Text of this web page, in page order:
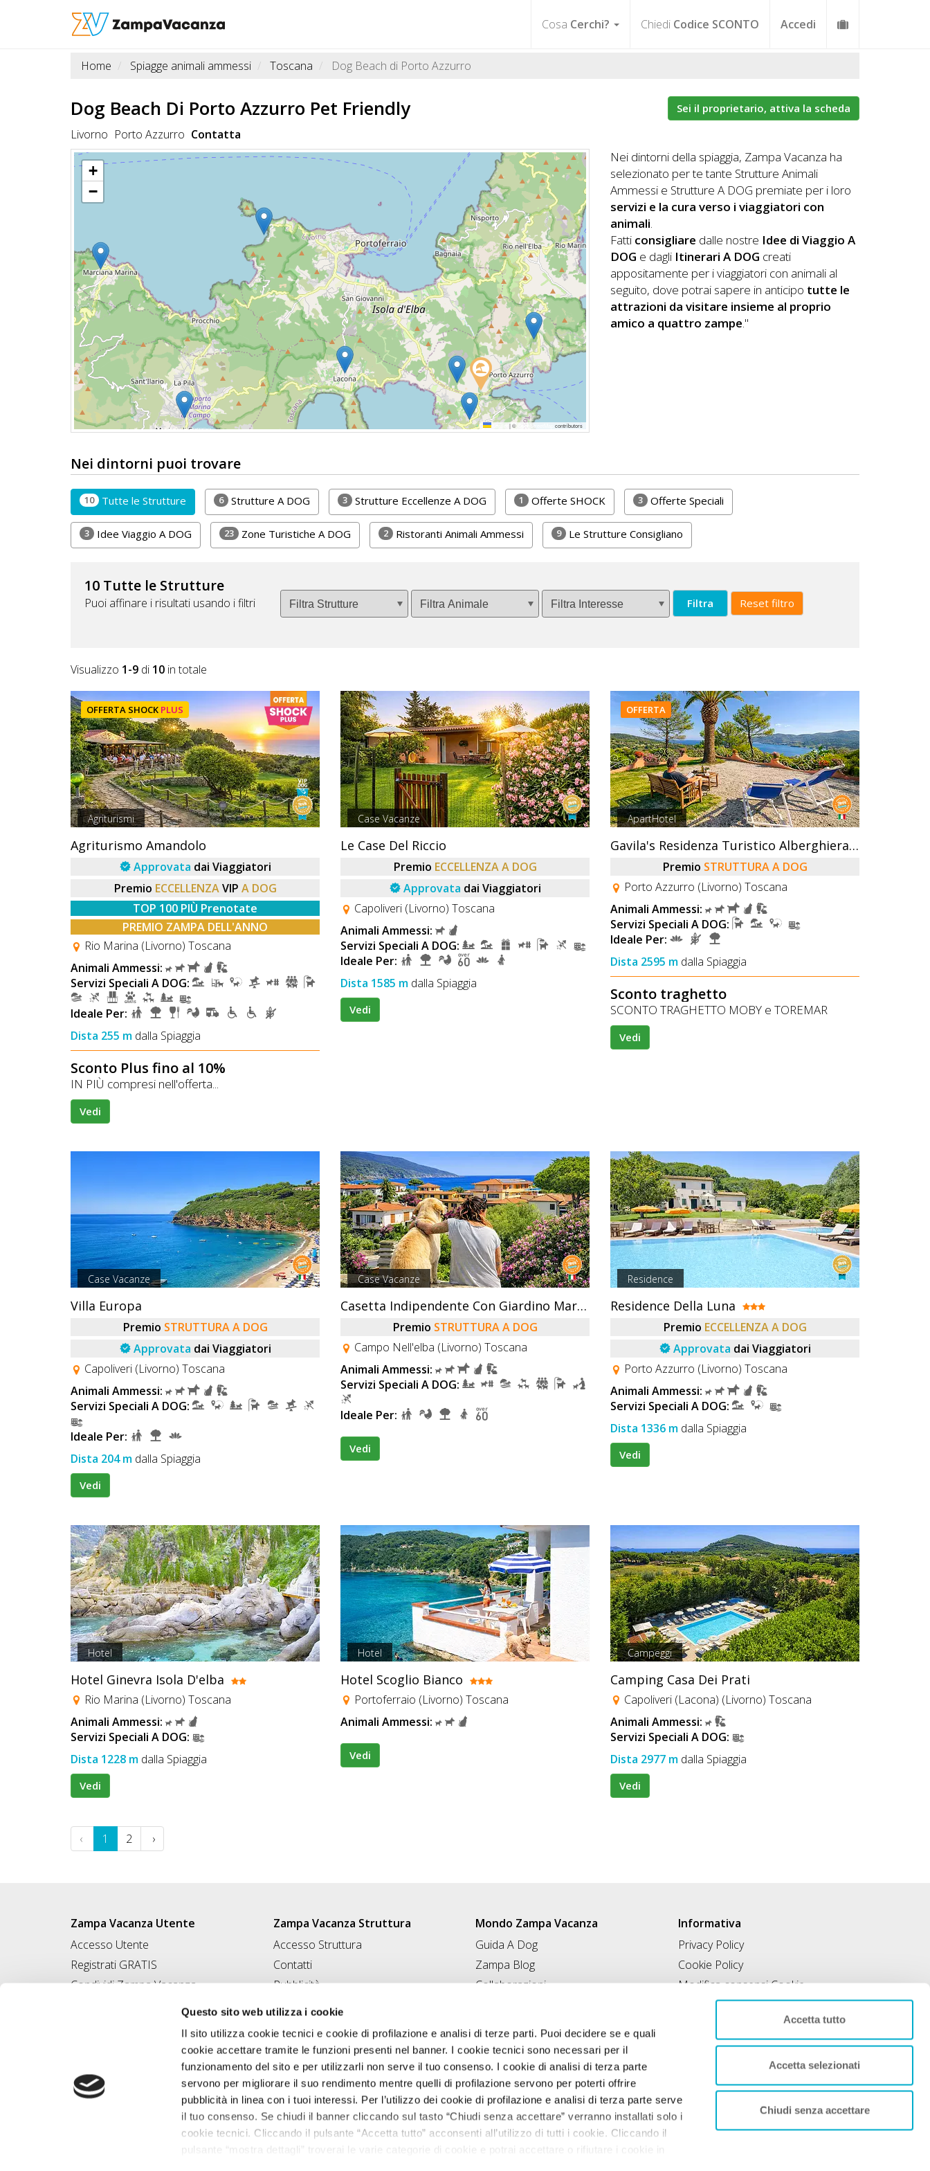
Questo sito web utilizza i cookie
Il sito utilizza cookie tecnici e cookie di profilazione e analisi di terze parti. Puoi decidere se e quali
cookie accettare tramite le funzioni presenti nel banner. I cookie tecnici sono necessari per il
funzionamento del sito e per utilizzarli non serve il tuo consenso. I cookie di analisi di terza parte
servono per migliorare il suo rendimento mentre quelli di profilazione servono per poterti offrire
pubblicità in linea con i tuoi interessi. Per l’utilizzo dei cookie di profilazione e analisi di terza parte serve
il tuo consenso. Se chiudi il banner cliccando sul tasto “Chiudi senza accettare” verranno installati solo i
cookie tecnici. Cliccando il pulsante “Accetta tutto” acconsenti all’utilizzo di tutti i cookie. Cliccando il
pulsante “mostra dettagli” troverai le varie categorie di cookie e potrai accettare o rifiutare i cookie in
Accetta tutto
Accetta selezionati
Chiudi senza accettare
Cosa Cerchi? Chiedi Codice SCONTO Accedi
STRUTTURE
LUOGHI
OFFERTE
CHIEDI
CODICE
SCONTO
Tutorial
Inserisci
Attività
Registrati
Home Spiagge animali ammessi Toscana Dog Beach di Porto Azzurro
Dog Beach Di Porto Azzurro Pet Friendly
Livorno Porto Azzurro Contatta
Sei il proprietario, attiva la scheda
+
−
|© OpenStreetMap contributors
Nei dintorni della spiaggia, Zampa Vacanza ha
selezionato per te tante Strutture Animali
Ammessi e Strutture A DOG premiate per i loro
servizi e la cura verso i viaggiatori con
animali.
Fatti consigliare dalle nostre Idee di Viaggio A
DOG e dagli Itinerari A DOG creati
appositamente per i viaggiatori con animali al
seguito, dove potrai sapere in anticipo tutte le
attrazioni da visitare insieme al proprio
amico a quattro zampe."
Nei dintorni puoi trovare
10 Tutte le Strutture 6 Strutture A DOG 3 Strutture Eccellenze A DOG 1 Offerte SHOCK 3 Offerte Speciali
3 Idee Viaggio A DOG 23 Zone Turistiche A DOG 2 Ristoranti Animali Ammessi 9 Le Strutture Consigliano
10 Tutte le Strutture
Puoi affinare i risultati usando i filtri Filtra Reset filtro
Visualizzo 1-9 di 10 in totale
OFFERTA SHOCK PLUS
Agriturismi
Agriturismo Amandolo
Approvata dai Viaggiatori
Premio ECCELLENZA VIP A DOG
TOP 100 PIÙ Prenotate
PREMIO ZAMPA DELL'ANNO
Rio Marina (Livorno) Toscana
Animali Ammessi:
Servizi Speciali A DOG:
Ideale Per:
Dista 255 m dalla Spiaggia
Sconto Plus fino al 10%
IN PIÙ compresi nell'offerta...
Vedi
Case Vacanze
Le Case Del Riccio
Premio ECCELLENZA A DOG
Approvata dai Viaggiatori
Capoliveri (Livorno) Toscana
Animali Ammessi:
Servizi Speciali A DOG:
Ideale Per:
Dista 1585 m dalla Spiaggia
Vedi
OFFERTA
ApartHotel
Gavila's Residenza Turistico Alberghiera
Premio STRUTTURA A DOG
Porto Azzurro (Livorno) Toscana
Animali Ammessi:
Servizi Speciali A DOG:
Ideale Per:
Dista 2595 m dalla Spiaggia
Sconto traghetto
SCONTO TRAGHETTO MOBY e TOREMAR
Vedi
Case Vacanze
Villa Europa
Premio STRUTTURA A DOG
Approvata dai Viaggiatori
Capoliveri (Livorno) Toscana
Animali Ammessi:
Servizi Speciali A DOG:
Ideale Per:
Dista 204 m dalla Spiaggia
Vedi
Case Vacanze
Casetta Indipendente Con Giardino Marina Di Campo
Premio STRUTTURA A DOG
Campo Nell'elba (Livorno) Toscana
Animali Ammessi:
Servizi Speciali A DOG:
Ideale Per:
Vedi
Residence
Residence Della Luna
Premio ECCELLENZA A DOG
Approvata dai Viaggiatori
Porto Azzurro (Livorno) Toscana
Animali Ammessi:
Servizi Speciali A DOG:
Dista 1336 m dalla Spiaggia
Vedi
Hotel
Hotel Ginevra Isola D'elba
Rio Marina (Livorno) Toscana
Animali Ammessi:
Servizi Speciali A DOG:
Dista 1228 m dalla Spiaggia
Vedi
Hotel
Hotel Scoglio Bianco
Portoferraio (Livorno) Toscana
Animali Ammessi:
Vedi
Campeggi
Camping Casa Dei Prati
Capoliveri (Lacona) (Livorno) Toscana
Animali Ammessi:
Servizi Speciali A DOG:
Dista 2977 m dalla Spiaggia
Vedi
‹ 1 2 ›
Zampa Vacanza Utente
Accesso Utente
Registrati GRATIS
Condividi Zampa Vacanza
Campagna Contro l'Abbandono
Zampa Vacanza Struttura
Accesso Struttura
Contatti
Pubblicità
Iscrivi Struttura
Mondo Zampa Vacanza
Guida A Dog
Zampa Blog
Collaborazioni
Informativa
Privacy Policy
Cookie Policy
Modifica consensi Cookie
Condizioni di utilizzo
Contratto di inclusione